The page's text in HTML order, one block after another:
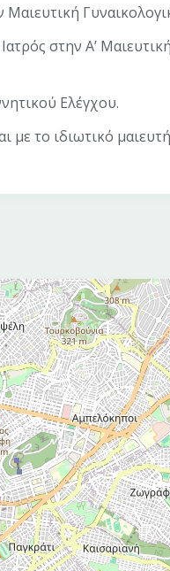
στην Α’
Ελέγχου.
με το ιδιωτικό